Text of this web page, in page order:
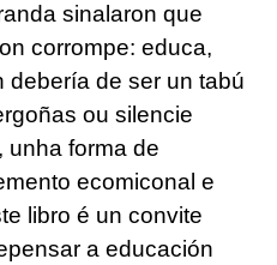
sinalaron que
corrompe: educa,
debería de ser un tabú
ou silencie
unha forma de
ecomiconal e
libro é un convite
a educación